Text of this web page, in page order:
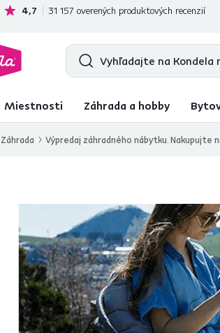
doprava zadarmo nad 199 €
4,7 31 157 overených produktových recenzií
Miestnosti Záhrada a hobby
Záhrada Výpredaj záhradného nábytku. Nakupujte